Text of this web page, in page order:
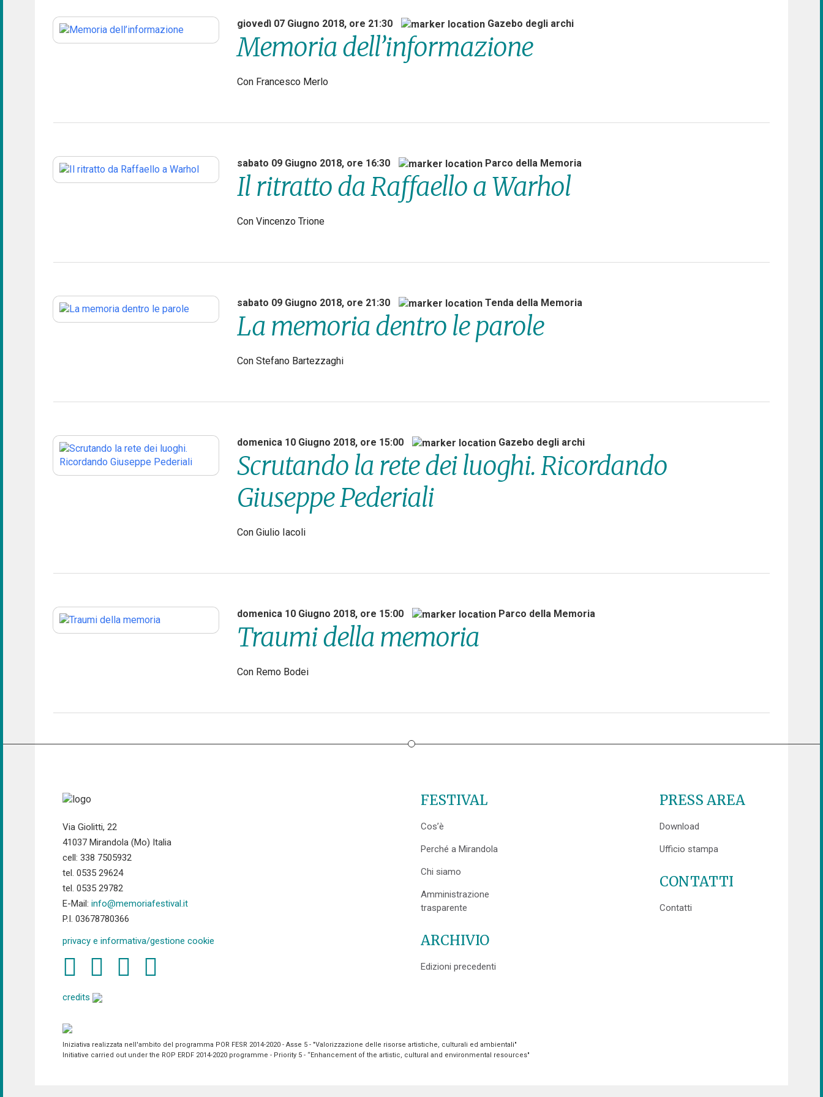
giovedì 07 Giugno 2018, ore 21:30 Gazebo degli archi
Memoria dell’informazione
Con Francesco Merlo
sabato 09 Giugno 2018, ore 16:30 Parco della Memoria
Il ritratto da Raffaello a Warhol
Con Vincenzo Trione
sabato 09 Giugno 2018, ore 21:30 Tenda della Memoria
La memoria dentro le parole
Con Stefano Bartezzaghi
domenica 10 Giugno 2018, ore 15:00 Gazebo degli archi
Scrutando la rete dei luoghi. Ricordando
Giuseppe Pederiali
Con Giulio Iacoli
domenica 10 Giugno 2018, ore 15:00 Parco della Memoria
Traumi della memoria
Con Remo Bodei
Via Giolitti, 22
41037 Mirandola (Mo) Italia
cell: 338 7505932
tel. 0535 29624
tel. 0535 29782
E-Mail: info@memoriafestival.it
P.I. 03678780366
privacy e informativa/gestione cookie
credits
FESTIVAL
Cos’è
Perché a Mirandola
Chi siamo
Amministrazione
trasparente
ARCHIVIO
Edizioni precedenti
PRESS AREA
Download
Ufficio stampa
CONTATTI
Contatti
Iniziativa realizzata nell'ambito del programma POR FESR 2014-2020 - Asse 5 - "Valorizzazione delle risorse artistiche, culturali ed ambientali"
Initiative carried out under the ROP ERDF 2014-2020 programme - Priority 5 - “Enhancement of the artistic, cultural and environmental resources"